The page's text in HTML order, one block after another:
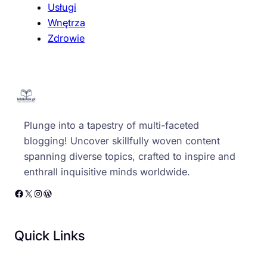
Usługi
Wnętrza
Zdrowie
Plunge into a tapestry of multi-faceted
blogging! Uncover skillfully woven content
spanning diverse topics, crafted to inspire and
enthrall inquisitive minds worldwide.
Facebook X Instagram WordPress
Quick Links